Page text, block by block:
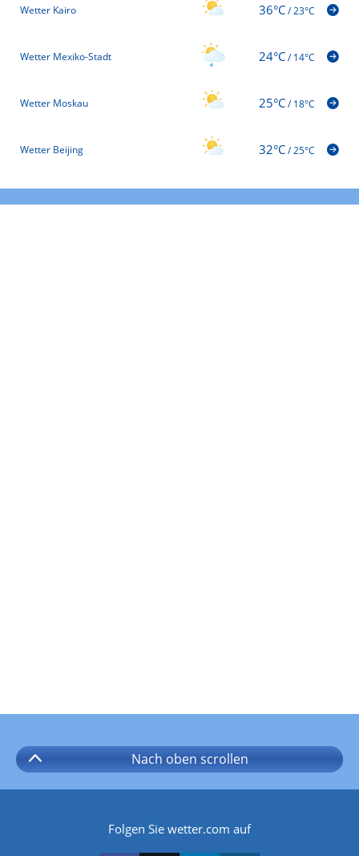
Wetter Kairo 36°C/23°C
Wetter Mexiko-Stadt 24°C/14°C
Wetter Moskau 25°C/18°C
Wetter Beijing 32°C/25°C
Nach oben scrollen
Folgen Sie wetter.com auf